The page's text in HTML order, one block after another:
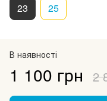
23 25
В наявності
1 100 грн 2